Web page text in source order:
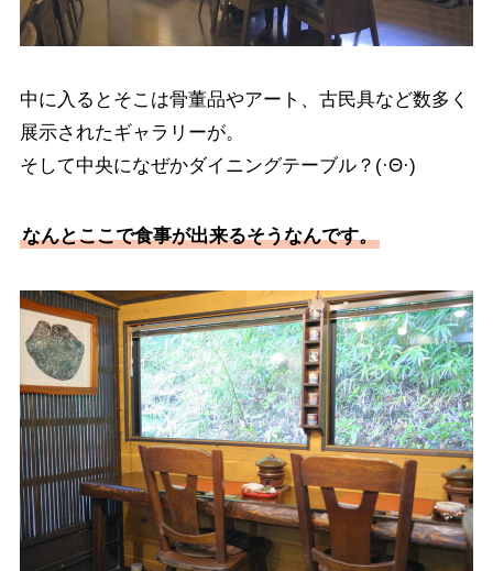
中に入るとそこは骨董品やアート、古民具など数多く
展示されたギャラリーが。
そして中央になぜかダイニングテーブル？(·Θ·)
なんとここで食事が出来るそうなんです。